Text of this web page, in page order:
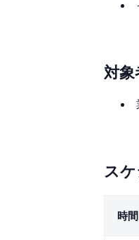
対象
ス
時間